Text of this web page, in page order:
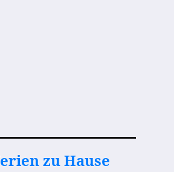
zu Hause